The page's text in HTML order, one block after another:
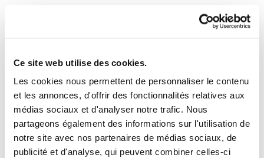
Ce site web utilise des cookies.
Les cookies nous permettent de personnaliser le contenu
et les annonces, d'offrir des fonctionnalités relatives aux
médias sociaux et d'analyser notre trafic. Nous
partageons également des informations sur l'utilisation de
notre site avec nos partenaires de médias sociaux, de
publicité et d'analyse, qui peuvent combiner celles-ci
Astekaria 78
Astekaria 78.PDF8.5 MB